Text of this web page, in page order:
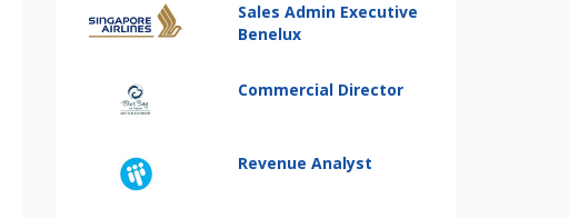
Sales Admin Executive
Benelux
Commercial Director
Revenue Analyst